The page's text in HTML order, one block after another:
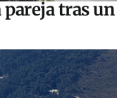
pareja tras un